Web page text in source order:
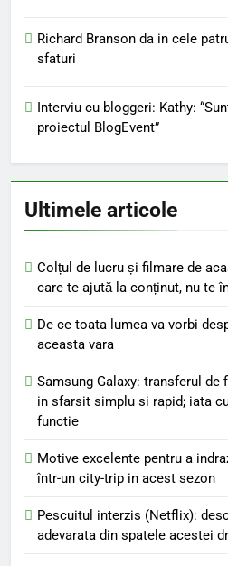
Richard Branson da in cele
sfaturi
Interviu cu bloggeri: Kathy:
proiectul BlogEvent”
Ultimele articole
Colțul de lucru și filmare de
care te ajută la conținut, nu te
De ce toata lumea va vorbi
aceasta vara
Samsung Galaxy: transferul de
in sfarsit simplu si rapid; iata
functie
Motive excelente pentru a
într-un city-trip in acest sezon
Pescuitul interzis (Netflix):
adevarata din spatele acestei